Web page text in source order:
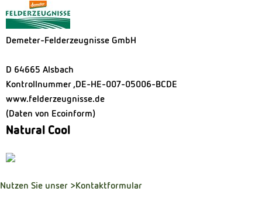
Demeter-Felderzeugnisse GmbH
D 64665 Alsbach
Kontrollnummer ,DE-HE-007-05006-BCDE
www.felderzeugnisse.de
(Daten von Ecoinform)
Natural Cool
Nutzen Sie unser >Kontaktformular